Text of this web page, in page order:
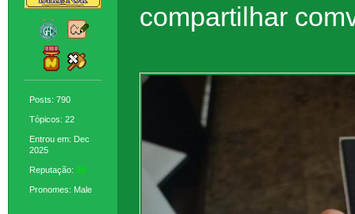
Posts: 790
Tópicos: 22
Entrou em: Dec
2025
Reputação: 38
Pronomes: Male
compartilhar